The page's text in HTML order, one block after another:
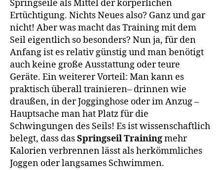
Springseile als Mittel der körperlichen
Ertüchtigung. Nichts Neues also? Ganz und gar
nicht! Aber was macht das Training mit dem
Seil eigentlich so besonders? Nun ja, für den
Anfang ist es relativ günstig und man benötigt
auch keine große Ausstattung oder teure
Geräte. Ein weiterer Vorteil: Man kann es
praktisch überall trainieren– drinnen wie
draußen, in der Jogginghose oder im Anzug –
Hauptsache man hat Platz für die
Schwingungen des Seils! Es ist wissenschaftlich
belegt, dass dasSpringseil Trainingmehr
Kalorien verbrennen lässt als herkömmliches
Joggen oder langsames Schwimmen.